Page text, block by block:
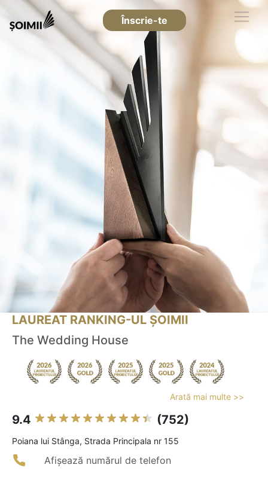
Înscrie-te
LAUREAT RANKING-UL ȘOIMII
The Wedding House
Arată mai multe >>
9.4 (752)
Poiana lui Stânga, Strada Principala nr 155
Afișează numărul de telefon